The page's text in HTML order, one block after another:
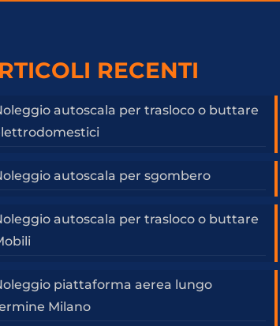
RECENTI
autoscala per trasloco o buttare
autoscala per sgombero
autoscala per trasloco o buttare
piattaforma aerea lungo
Milano